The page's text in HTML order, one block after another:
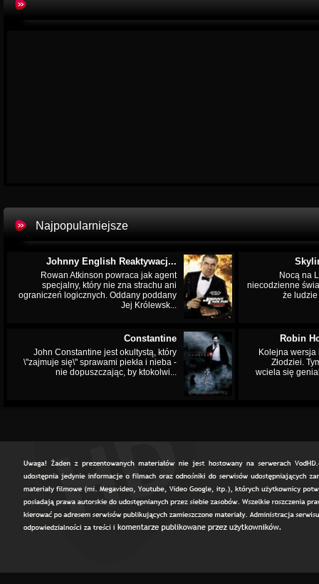
Najpopularniejsze
Johnny English Reaktywacj...
Rowan Atkinson powraca jak agent
specjalny, który nie zna strachu ani
ograniczeń logicznych. Oddany poddany
Jej Królewsk...
Nocą na
niecodzienne
że
Constantine
John Constantine jest okultystą, który
\"zajmuje się\" sprawami piekła i nieba -
nie dopuszczając, by ktokolwi...
Robin
Kolejna wersja
Złodziei.
wciela się